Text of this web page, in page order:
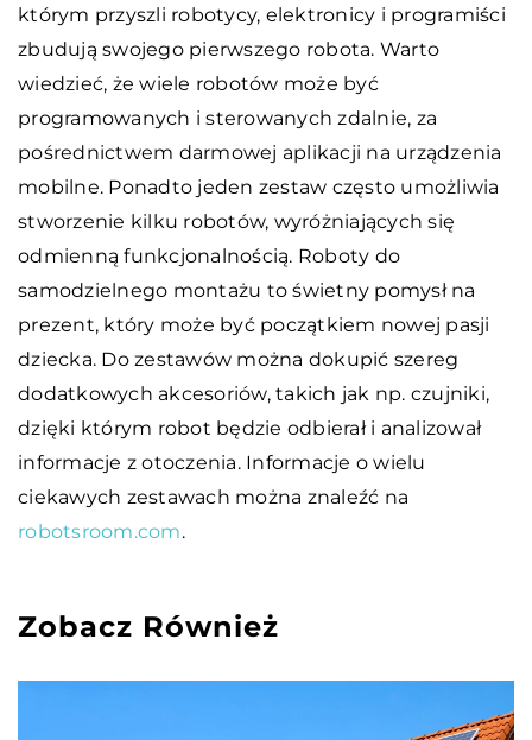
którym przyszli robotycy, elektronicy i programiści
zbudują swojego pierwszego robota. Warto
wiedzieć, że wiele robotów może być
programowanych i sterowanych zdalnie, za
pośrednictwem darmowej aplikacji na urządzenia
mobilne. Ponadto jeden zestaw często umożliwia
stworzenie kilku robotów, wyróżniających się
odmienną funkcjonalnością. Roboty do
samodzielnego montażu to świetny pomysł na
prezent, który może być początkiem nowej pasji
dziecka. Do zestawów można dokupić szereg
dodatkowych akcesoriów, takich jak np. czujniki,
dzięki którym robot będzie odbierał i analizował
informacje z otoczenia. Informacje o wielu
ciekawych zestawach można znaleźć na
robotsroom.com.
Zobacz Również